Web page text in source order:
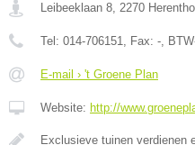
Leibeeklaan 8, 2270
Tel: 014-706151, Fax: -,
E-mail › 't Groene Plan
Website: http://
Exclusieve tuinen verdienen